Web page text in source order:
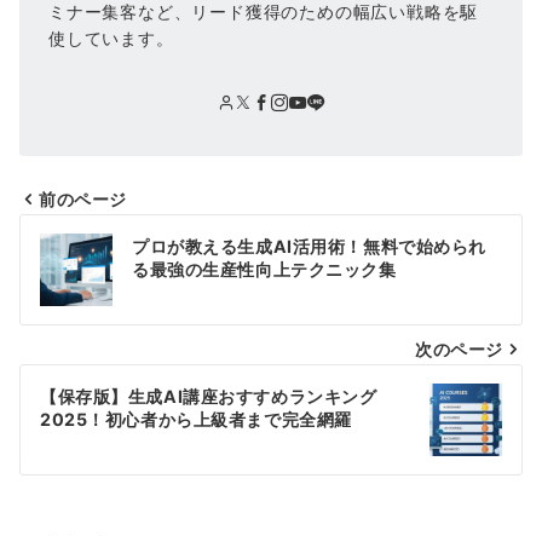
ミナー集客など、リード獲得のための幅広い戦略を駆
使しています。
投
稿
ナ
ビ
シ
前のページ
プロが教える生成AI活用術！無料で始められ
る最強の生産性向上テクニック集
次のページ
【保存版】生成AI講座おすすめランキング
2025！初心者から上級者まで完全網羅